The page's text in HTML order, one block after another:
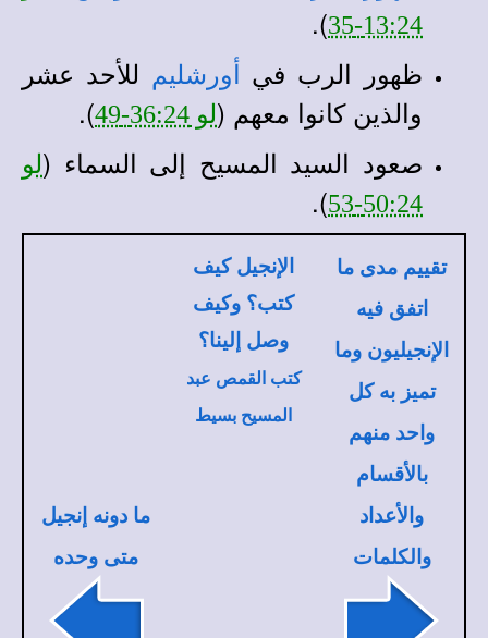
13:24-35
).
ظهور الرب في
أورشليم للأحد عشر
والذين كانوا معهم (لو 36:24-49
).
صعود السيد المسيح إلى السماء (لو
50:24-53
).
تقييم مدى ما
اتفق فيه
الإنجيليون وما
تميز به كل
واحد منهم
بالأقسام
والأعداد
والكلمات
الإنجيل كيف
كتب؟ وكيف
وصل إلينا؟
كتب القمص عبد
المسيح بسيط
ما دونه إنجيل
متى وحده